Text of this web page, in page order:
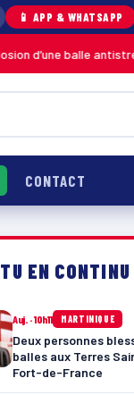
📱 APP & WHATSAPP
achetée en
CONTACT
EN CONTINU
Auj. · 10h11 MARTINIQUE
Deux personnes
balles aux Terres
Fort-de-France